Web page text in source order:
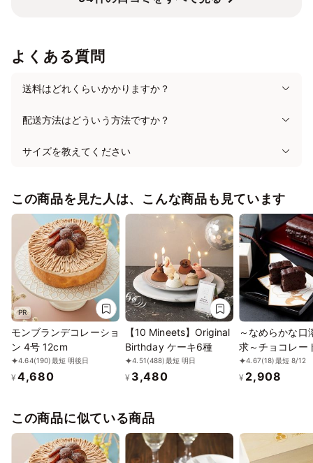
よくある質問
送料はどれくらいかかりますか？
配送方法はどういう方法ですか？
サイズを教えてください
この商品を見た人は、こんな商品も見ています
PR
モンブランデコレーショ
ン 4号 12cm
4.64(190)最短 明後日
¥ 4,680
【10 Mineets】Original
Birthday ケーキ6種
4.51(488)最短 明日
¥ 3,480
～なめらかな口
求～チョコレー
が手掛けるてり
コラ
4.67(18)最短 8/12
¥ 2,908
この商品に似ている商品